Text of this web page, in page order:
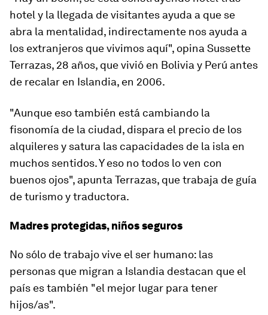
hotel y la llegada de visitantes ayuda a que se
abra la mentalidad, indirectamente nos ayuda a
los extranjeros que vivimos aquí", opina Sussette
Terrazas, 28 años, que vivió en Bolivia y Perú antes
de recalar en Islandia, en 2006.
"Aunque eso también está cambiando la
fisonomía de la ciudad, dispara el precio de los
alquileres y satura las capacidades de la isla en
muchos sentidos. Y eso no todos lo ven con
buenos ojos", apunta Terrazas, que trabaja de guía
de turismo y traductora.
Madres protegidas, niños seguros
No sólo de trabajo vive el ser humano: las
personas que migran a Islandia destacan que el
país es también "el mejor lugar para tener
hijos/as".